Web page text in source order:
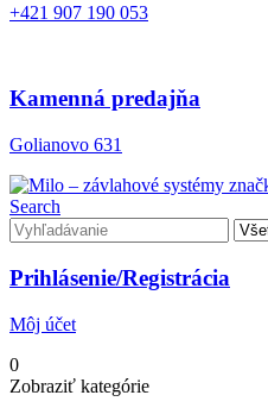
+421 907 190 053
Kamenná predajňa
Golianovo 631
Search
Prihlásenie/Registrácia
Môj účet
0
Zobraziť kategórie